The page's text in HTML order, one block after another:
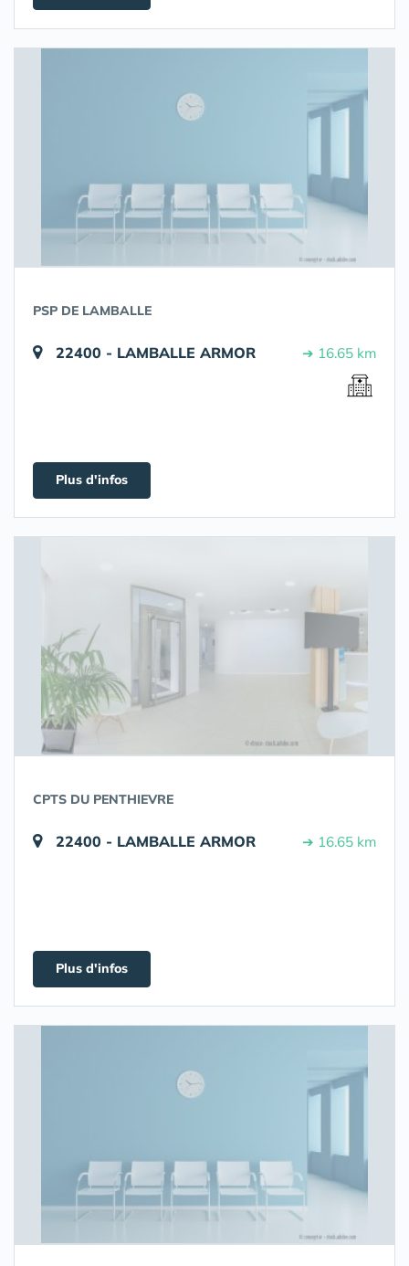
PSP DE LAMBALLE
22400 - LAMBALLE ARMOR ➔ 16.65 km
Plus d'infos
CPTS DU PENTHIEVRE
22400 - LAMBALLE ARMOR ➔ 16.65 km
Plus d'infos